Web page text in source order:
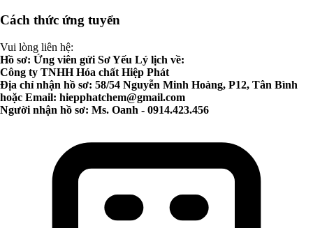
Cách thức ứng tuyển
Vui lòng liên hệ:
Hồ sơ: Ứng viên gửi Sơ Yếu Lý lịch về:
Công ty TNHH Hóa chất Hiệp Phát
Địa chỉ nhận hồ sơ: 58/54 Nguyễn Minh Hoàng, P12, Tân Bình
hoặc Email: hiepphatchem@gmail.com
Người nhận hồ sơ: Ms. Oanh - 0914.423.456